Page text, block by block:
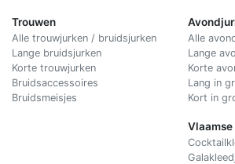
Trouwen
Alle trouwjurken / bruidsjurken
Lange bruidsjurken
Korte trouwjurken
Bruidsaccessoires
Bruidsmeisjes
Alle
Lange
Korte
Lang in
Kort in